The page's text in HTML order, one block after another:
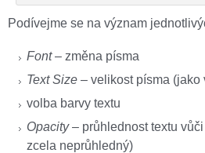
Podívejme se na význam
Font– změna písma
Text Size – velikost písma (jako
volba barvy textu
Opacity– průhlednost textu
zcela neprůhledný)